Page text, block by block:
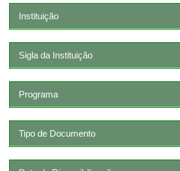
Instituição
Sigla da Instituição
Programa
Tipo de Documento